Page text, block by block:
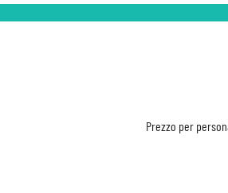
Prezzo per